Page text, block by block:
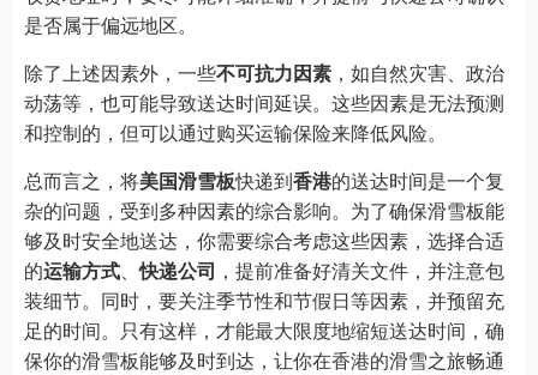
是否属于偏远地区。
除了上述因素外，一些不可抗力因素 ，如自然灾害、政治
动荡等，也可能导致送达时间延误。这些因素是无法预测
和控制的，但可以通过购买运输保险来降低风险。
总而言之，将美国滑雪板快递到香港的送达时间是一个复
杂的问题，受到多种因素的综合影响。为了确保滑雪板能
够及时安全地送达，你需要综合考虑这些因素，选择合适
的运输方式、快递公司 ，提前准备好清关文件，并注意包
装细节。同时，要关注季节性和节假日等因素，并预留充
足的时间。只有这样，才能最大限度地缩短送达时间，确
保你的滑雪板能够及时到达，让你在香港的滑雪之旅畅通